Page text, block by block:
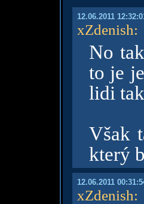
12.06.2011
xZdenish:
No
to je
lidi
Však
který
12.06.2011
xZdenish: